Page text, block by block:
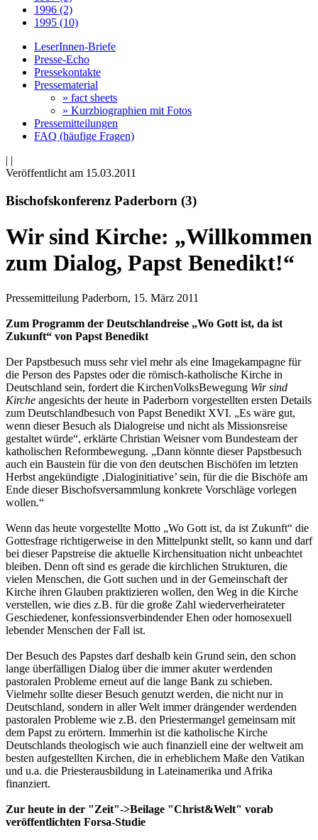
1996 (2)
1995 (10)
LeserInnen-Briefe
Presse-Echo
Pressekontakte
Pressematerial
» fact sheets
» Kurzbiographien mit Fotos
Pressemitteilungen
FAQ (häufige Fragen)
| |
Veröffentlicht am 15­.03.2011
Bischofskonferenz Paderborn (3)
Wir sind Kirche: „Willkommen
zum Dialog, Papst Benedikt!“
Pressemitteilung Paderborn, 15. März 2011
Zum Programm der Deutschlandreise „Wo Gott ist, da ist
Zukunft“ von Papst Benedikt
Der Papstbesuch muss sehr viel mehr als eine Imagekampagne für
die Person des Papstes oder die römisch-katholische Kirche in
Deutschland sein, fordert die KirchenVolksBewegung Wir sind
Kirche angesichts der heute in Paderborn vorgestellten ersten Details
zum Deutschlandbesuch von Papst Benedikt XVI. „Es wäre gut,
wenn dieser Besuch als Dialogreise und nicht als Missionsreise
gestaltet würde“, erklärte Christian Weisner vom Bundesteam der
katholischen Reformbewegung. „Dann könnte dieser Papstbesuch
auch ein Baustein für die von den deutschen Bischöfen im letzten
Herbst angekündigte ‚Dialoginitiative’ sein, für die die Bischöfe am
Ende dieser Bischofsversammlung konkrete Vorschläge vorlegen
wollen.“
Wenn das heute vorgestellte Motto „Wo Gott ist, da ist Zukunft“ die
Gottesfrage richtigerweise in den Mittelpunkt stellt, so kann und darf
bei dieser Papstreise die aktuelle Kirchensituation nicht unbeachtet
bleiben. Denn oft sind es gerade die kirchlichen Strukturen, die
vielen Menschen, die Gott suchen und in der Gemeinschaft der
Kirche ihren Glauben praktizieren wollen, den Weg in die Kirche
verstellen, wie dies z.B. für die große Zahl wiederverheirateter
Geschiedener, konfessionsverbindender Ehen oder homosexuell
lebender Menschen der Fall ist.
Der Besuch des Papstes darf deshalb kein Grund sein, den schon
lange überfälligen Dialog über die immer akuter werdenden
pastoralen Probleme erneut auf die lange Bank zu schieben.
Vielmehr sollte dieser Besuch genutzt werden, die nicht nur in
Deutschland, sondern in aller Welt immer drängender werdenden
pastoralen Probleme wie z.B. den Priestermangel gemeinsam mit
dem Papst zu erörtern. Immerhin ist die katholische Kirche
Deutschlands theologisch wie auch finanziell eine der weltweit am
besten aufgestellten Kirchen, die in erheblichem Maße den Vatikan
und u.a. die Priesterausbildung in Lateinamerika und Afrika
finanziert.
Zur heute in der "Zeit"->Beilage "Christ&Welt" vorab
veröffentlichten Forsa-Studie